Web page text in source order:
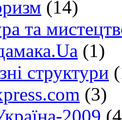
(14)
та
(1)
структури
(3)
2009